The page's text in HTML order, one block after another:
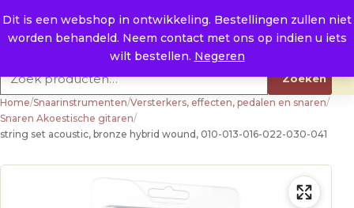
Dit is een webshop in ontwikkeling. Bestellingen zullen niet
worden behandeld. Neem contact met ons op indien u iets
wilt bestellen. Negeren
E. info@raysland.nl
Productcategorieën
Zoeken
Home/Snaarinstrumenten/Versterkers, effecten, pedalen en snaren/
Snaren Akoestische gitaren/
string set acoustic, bronze hybrid wound, 010-013-016-022-030-041